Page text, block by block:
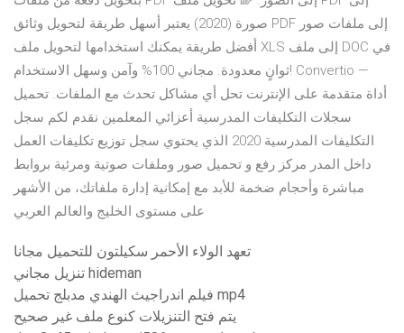
صورة (2020) يعتبر أسهل طريقة لتحويل وثائق PDF إلى ملفات صور
أفضل طريقة يمكنك استخدامها لتحويل ملف XLS إلى ملف DOC في
ثوانٍ معدودة. مجاني 100% وآمن وسهل الاستخدام! Convertio —
أداة متقدمة على الإنترنت تحل أي مشاكل تحدث مع الملفات. تحميل
سجلات التكليفات المدرسية أعزائي المعلمين نقدم لكم سجل
التكليفات المدرسية 2020 الذي يحتوي سجل توزيع تكليفات العمل
داخل المدر مركز رفع و تحميل صور وملفات صوتية ومرئية بروابط
مباشرة وأحجام ضخمة للأبد مع إمكانية إدارة ملفاتك، من الأشهر
على مستوى الخليج والعالم العربي
تعهد الولاء الأحمر سكيلتون للتحميل مجانا
تنزيل مجاني hideman
فيلم اندراجيث الهندي مدبلج تحميل mp4
يتم فتح التنزيلات كنوع ملف غير صحيح